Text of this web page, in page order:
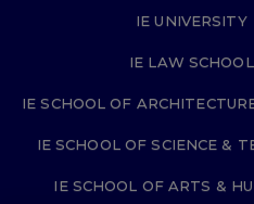
IE UNIVERSITY
IE LAW SCHOOL
IE SCHOOL OF
IE SCHOOL OF SCIENCE &
IE SCHOOL OF ARTS &